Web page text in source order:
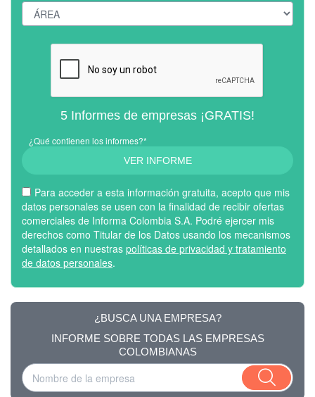
5 Informes de empresas ¡GRATIS!
¿Qué contienen los informes?*
VER INFORME
Para acceder a esta información gratuita, acepto que mis
datos personales se usen con la finalidad de recibir ofertas
comerciales de Informa Colombia S.A. Podré ejercer mis
derechos como Titular de los Datos usando los mecanismos
detallados en nuestras políticas de privacidad y tratamiento
de datos personales.
¿BUSCA UNA EMPRESA?
INFORME SOBRE TODAS LAS EMPRESAS
COLOMBIANAS